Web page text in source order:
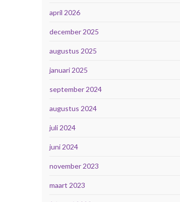
april 2026
december 2025
augustus 2025
januari 2025
september 2024
augustus 2024
juli 2024
juni 2024
november 2023
maart 2023